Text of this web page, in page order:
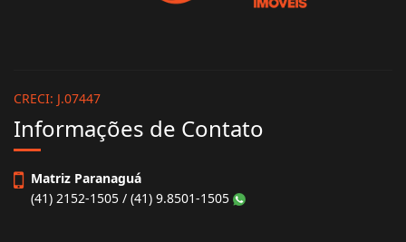
CRECI: J.07447
Informações de Contato
Matriz Paranaguá
(41) 2152-1505 / (41) 9.8501-1505